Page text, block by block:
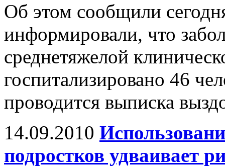
Об этом сообщили
информировали, что
среднетяжелой
госпитализировано 46
проводится выписка
14.09.2010
подростков удваивает